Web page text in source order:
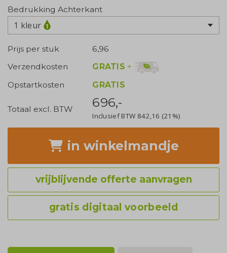
Bedrukking Achterkant
1 kleur
Prijs per stuk
6,96
Verzendkosten
GRATIS +
Opstartkosten
GRATIS
Totaal excl. BTW 696,-
Inclusief BTW 842,16 (21%)
in winkelmandje
vrijblijvende offerte aanvragen
gratis digitaal voorbeeld